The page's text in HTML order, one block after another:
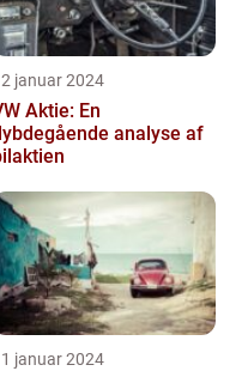
januar 2024
Aktie: En
analyse af
januar 2024